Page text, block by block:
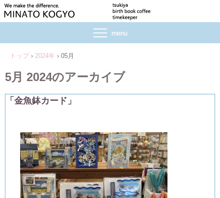
トップ › 2024年 › 05月
5月 2024のアーカイブ
「金魚鉢カード」